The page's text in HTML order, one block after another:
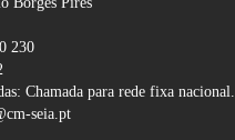
230
Chamada para rede fixa nacional.
seia.pt